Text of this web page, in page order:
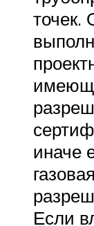
точек.
иначе
Если